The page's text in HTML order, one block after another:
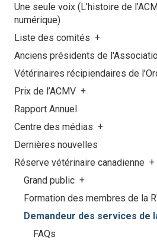
Une seule voix (L’histoire de
numérique)
Liste des comités
Anciens présidents de
Vétérinaires récipiendaires de
Prix de l’ACMV
Rapport Annuel
Centre des médias
Dernières nouvelles
Réserve vétérinaire canadienne
Grand public
Formation des membres de la
Demandeur des services de
FAQs